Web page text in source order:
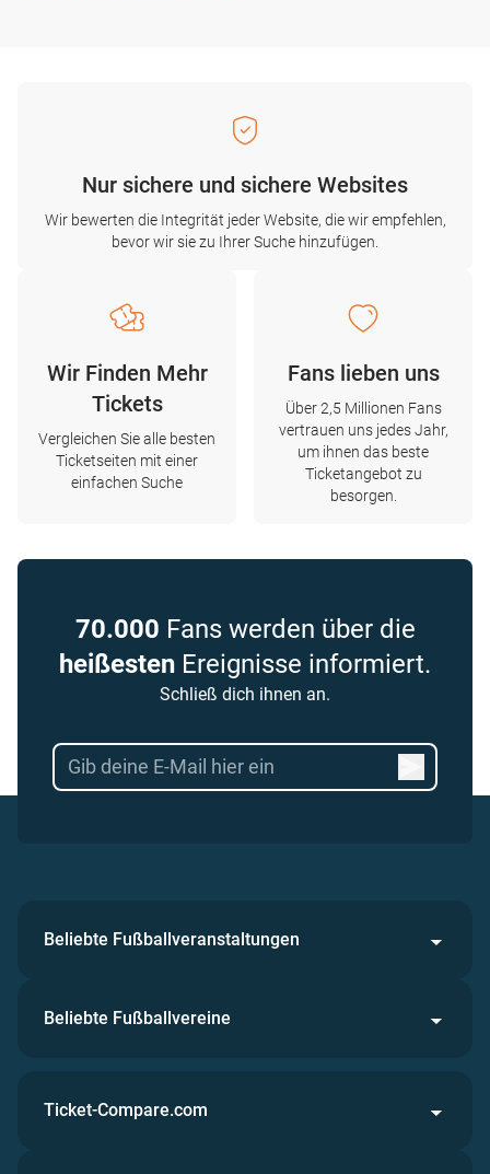
Nur sichere und sichere Websites
Wir bewerten die Integrität jeder Website, die wir empfehlen,
bevor wir sie zu Ihrer Suche hinzufügen.
Wir Finden Mehr
Tickets
Vergleichen Sie alle besten
Ticketseiten mit einer
einfachen Suche
Fans lieben uns
Über 2,5 Millionen Fans
vertrauen uns jedes Jahr,
um ihnen das beste
Ticketangebot zu
besorgen.
70.000 Fans werden über die
heißesten Ereignisse informiert.
Schließ dich ihnen an.
Beliebte Fußballveranstaltungen
Beliebte Fußballvereine
Ticket-Compare.com